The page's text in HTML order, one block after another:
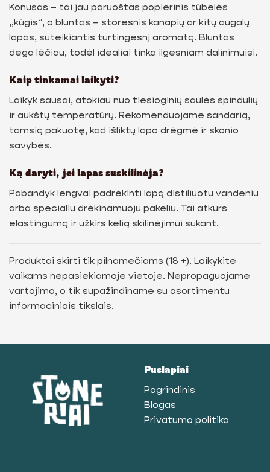
Konusas – tai jau paruoštas popierinis tūbelės
„kūgis“, o bluntas – storesnis kanapių ar kitų augalų
lapas, suteikiantis turtingesnį aromatą. Bluntas
dega lėčiau, todėl idealiai tinka ilgesniam dalinimuisi.
Kaip tinkamai laikyti?
Laikyk sausai, atokiau nuo tiesioginių saulės spindulių
ir aukštų temperatūrų. Rekomenduojame sandarią,
tamsią pakuotę, kad išliktų lapo drėgmė ir skonio
savybės.
Ką daryti, jei lapas suskilinėja?
Pabandyk lengvai padrėkinti lapą distiliuotu vandeniu
arba specialiu drėkinamuoju pakeliu. Tai atkurs
elastingumą ir užkirs kelią skilinėjimui sukant.
Produktai skirti tik pilnamečiams (18 +). Laikykite
vaikams nepasiekiamoje vietoje. Nepropaguojame
vartojimo, o tik supažindiname su asortimentu
informaciniais tikslais.
Puslapiai
Pagrindinis
Blogas
Privatumo politika